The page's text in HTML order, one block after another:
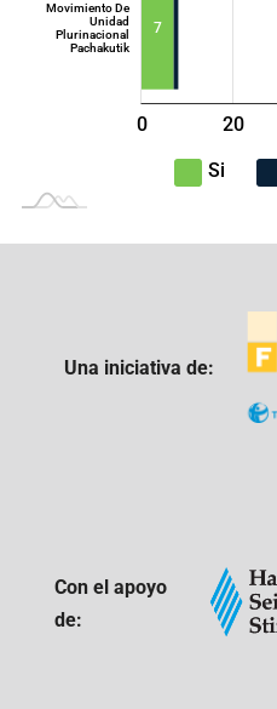
7
Movimiento De
Unidad
Plurinacional
Pachakutik
-40
-20
0 20
100
Si
Una iniciativa de:
Con el apoyo
de: